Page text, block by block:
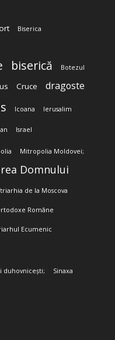
Biserica
biserică Botezul
Cruce dragoste
Icoana Ierusalim
Israel
Mitropolia Moldovei;
Domnului
de la Moscova
Române
Ecumenic
duhovnicești; Sinaxa